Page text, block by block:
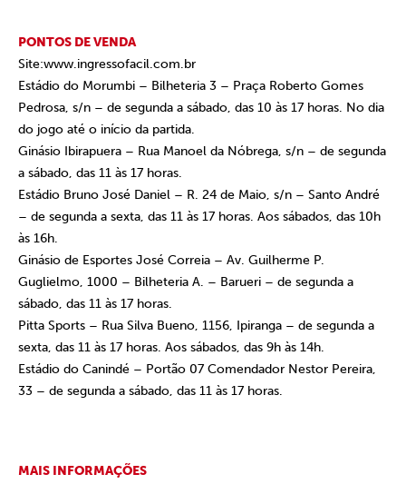
PONTOS DE VENDA
Site:www.ingressofacil.com.br
Estádio do Morumbi – Bilheteria 3 – Praça Roberto Gomes
Pedrosa, s/n – de segunda a sábado, das 10 às 17 horas. No dia
do jogo até o início da partida.
Ginásio Ibirapuera – Rua Manoel da Nóbrega, s/n – de segunda
a sábado, das 11 às 17 horas.
Estádio Bruno José Daniel – R. 24 de Maio, s/n – Santo André
– de segunda a sexta, das 11 às 17 horas. Aos sábados, das 10h
às 16h.
Ginásio de Esportes José Correia – Av. Guilherme P.
Guglielmo, 1000 – Bilheteria A. – Barueri – de segunda a
sábado, das 11 às 17 horas.
Pitta Sports – Rua Silva Bueno, 1156, Ipiranga – de segunda a
sexta, das 11 às 17 horas. Aos sábados, das 9h às 14h.
Estádio do Canindé – Portão 07 Comendador Nestor Pereira,
33 – de segunda a sábado, das 11 às 17 horas.
MAIS INFORMAÇÕES